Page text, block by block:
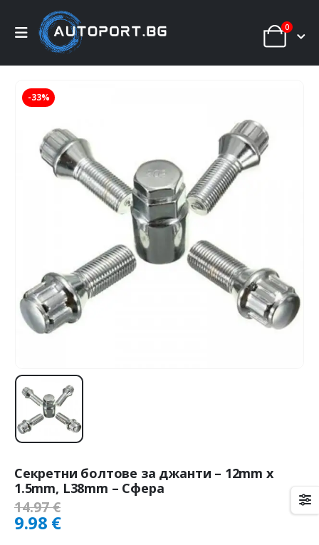
0
-33%
Секретни болтове за джанти – 12mm х
1.5mm, L38mm – Сфера
14.97€
9.98 €